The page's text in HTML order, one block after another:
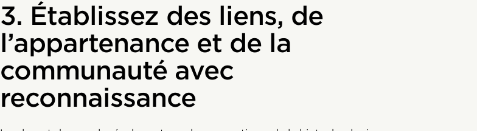
3. Établissez des liens, de
l’appartenance et de la
communauté avec
reconnaissance